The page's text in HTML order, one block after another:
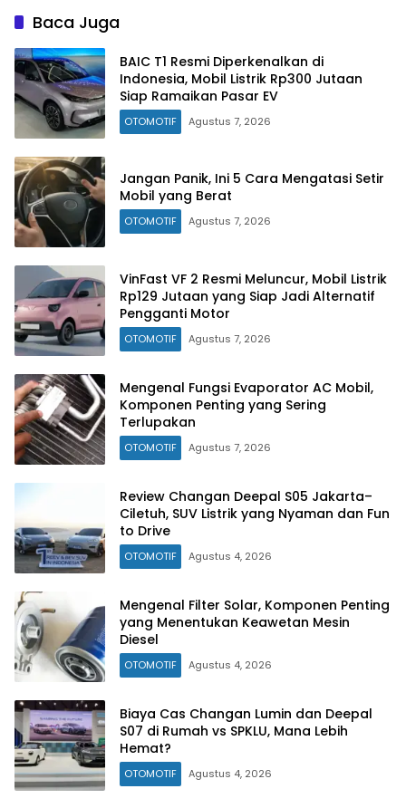
Baca Juga
BAIC T1 Resmi Diperkenalkan di
Indonesia, Mobil Listrik Rp300 Jutaan
Siap Ramaikan Pasar EV
OTOMOTIF Agustus 7, 2026
Jangan Panik, Ini 5 Cara Mengatasi Setir
Mobil yang Berat
OTOMOTIF Agustus 7, 2026
VinFast VF 2 Resmi Meluncur, Mobil Listrik
Rp129 Jutaan yang Siap Jadi Alternatif
Pengganti Motor
OTOMOTIF Agustus 7, 2026
Mengenal Fungsi Evaporator AC Mobil,
Komponen Penting yang Sering
Terlupakan
OTOMOTIF Agustus 7, 2026
Review Changan Deepal S05 Jakarta–
Ciletuh, SUV Listrik yang Nyaman dan Fun
to Drive
OTOMOTIF Agustus 4, 2026
Mengenal Filter Solar, Komponen Penting
yang Menentukan Keawetan Mesin
Diesel
OTOMOTIF Agustus 4, 2026
Biaya Cas Changan Lumin dan Deepal
S07 di Rumah vs SPKLU, Mana Lebih
Hemat?
OTOMOTIF Agustus 4, 2026